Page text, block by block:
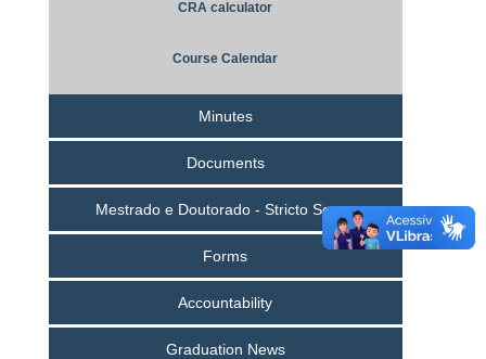
CRA calculator
Course Calendar
Minutes
Documents
Mestrado e Doutorado - Stricto Sensu
Forms
Accountability
Graduation News